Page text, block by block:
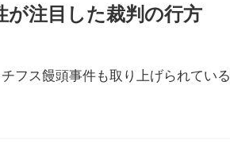
注目した裁判の行方
フス饅頭事件も取り上げられている